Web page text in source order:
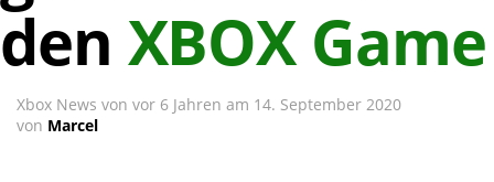
den XBOX
Xbox News von vor 6 Jahren am 14. September 2020
von Marcel